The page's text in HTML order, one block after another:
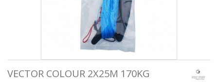
VECTOR COLOUR 2X25M 170KG